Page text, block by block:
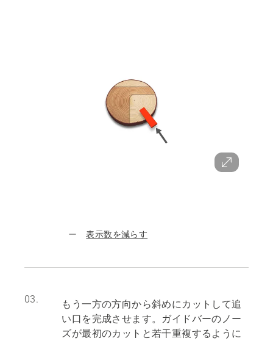
表示数を減らす
03.
もう一方の方向から斜めにカットして追
い口を完成させます。ガイドバーのノー
ズが最初のカットと若干重複するように